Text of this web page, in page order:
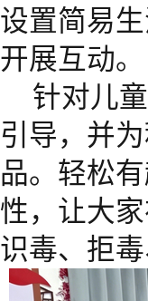
设置简易
开展互动。
针对儿
引导，并
品。轻松
性，让大
识毒、拒